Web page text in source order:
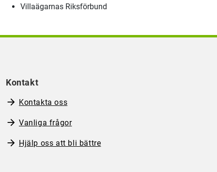
Villaägarnas Riksförbund
Kontakt
Kontakta oss
Vanliga frågor
Hjälp oss att bli bättre